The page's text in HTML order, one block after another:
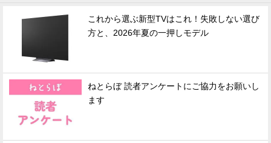
これから選ぶ新型TVはこれ！失敗しない選び
方と、2026年夏の一押しモデル
ねとらぼ 読者アンケートにご協力をお願いし
ます